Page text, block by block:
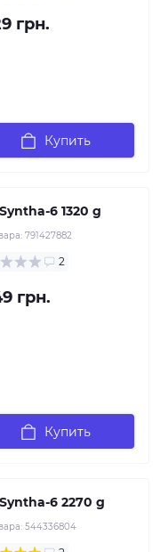
грн.
Купить
6 1320 g
791427882
2
грн.
Купить
6 2270 g
544336804